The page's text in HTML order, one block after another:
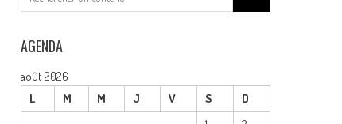
for:
AGENDA
août 2026
L
M M J V S
D